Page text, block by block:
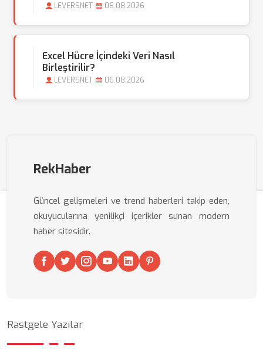
LEVERSNET 06.08.2026
Excel Hücre İçindeki Veri Nasıl
Birleştirilir?
LEVERSNET 06.08.2026
RekHaber
Güncel gelişmeleri ve trend haberleri takip eden,
okuyucularına yenilikçi içerikler sunan modern
haber sitesidir.
Rastgele Yazılar